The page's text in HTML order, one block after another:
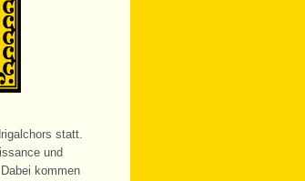
statt.
und
kommen